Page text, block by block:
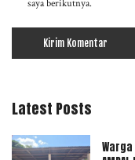
saya berikutnya.
Latest Posts